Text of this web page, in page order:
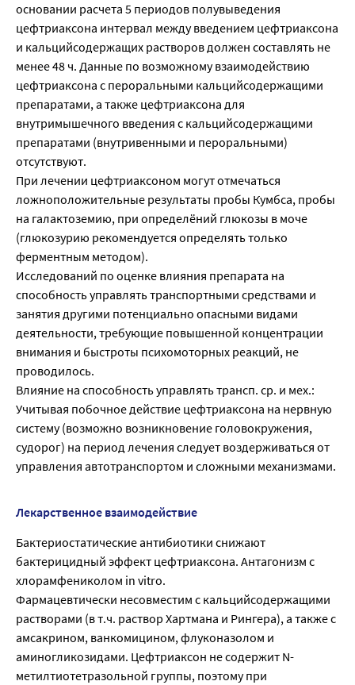
основании расчета 5 периодов полувыведения
цефтриаксона интервал между введением цефтриаксона
и кальцийсодержащих растворов должен составлять не
менее 48 ч. Данные по возможному взаимодействию
цефтриаксона с пероральными кальцийсодержащими
препаратами, а также цефтриаксона для
внутримышечного введения с кальцийсодержащими
препаратами (внутривенными и пероральными)
отсутствуют.
При лечении цефтриаксоном могут отмечаться
ложноположительные результаты пробы Кумбса, пробы
на галактоземию, при определёний глюкозы в моче
(глюкозурию рекомендуется определять только
ферментным методом).
Исследований по оценке влияния препарата на
способность управлять транспортными средствами и
занятия другими потенциально опасными видами
деятельности, требующие повышенной концентрации
внимания и быстроты психомоторных реакций, не
проводилось.
Влияние на способность управлять трансп. ср. и мех.:
Учитывая побочное действие цефтриаксона на нервную
систему (возможно возникновение головокружения,
судорог) на период лечения следует воздерживаться от
управления автотранспортом и сложными механизмами.
Лекарственное взаимодействие
Бактериостатические антибиотики снижают
бактерицидный эффект цефтриаксона. Антагонизм с
хлорамфениколом in vitro.
Фармацевтически несовместим с кальцийсодержащими
растворами (в т.ч. раствор Хартмана и Рингера), а также с
амсакрином, ванкомицином, флуконазолом и
аминогликозидами. Цефтриаксон не содержит N-
метилтиотетразольной группы, поэтому при